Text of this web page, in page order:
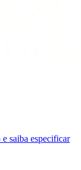
saiba especificar